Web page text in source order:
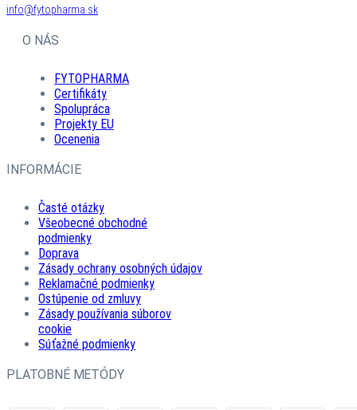
info@fytopharma.sk
O NÁS
FYTOPHARMA
Certifikáty
Spolupráca
Projekty EU
Ocenenia
INFORMÁCIE
Časté otázky
Všeobecné obchodné
podmienky
Doprava
Zásady ochrany osobných údajov
Reklamačné podmienky
Ostúpenie od zmluvy
Zásady používania súborov
cookie
Súťažné podmienky
PLATOBNÉ METÓDY